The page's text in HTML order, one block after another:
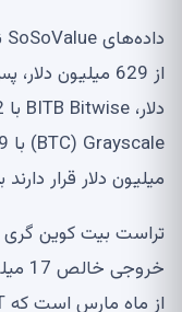
میلیون دلار قرار دارند به 12 میلیون
خروجی
از ماه مارس است که IBIT تنها 3.3 میلیارد دلار ارزش دارد.